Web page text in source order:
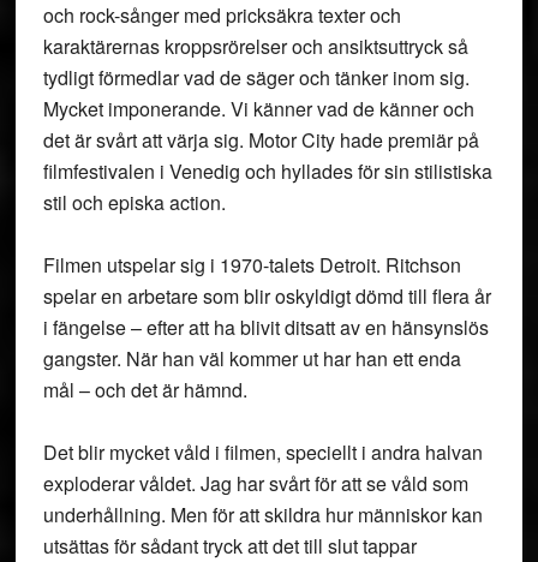
och rock-sånger med pricksäkra texter och
karaktärernas kroppsrörelser och ansiktsuttryck så
tydligt förmedlar vad de säger och tänker inom sig.
Mycket imponerande. Vi känner vad de känner och
det är svårt att värja sig. Motor City hade premiär på
filmfestivalen i Venedig och hyllades för sin stilistiska
stil och episka action.
Filmen utspelar sig i 1970-talets Detroit. Ritchson
spelar en arbetare som blir oskyldigt dömd till flera år
i fängelse – efter att ha blivit ditsatt av en hänsynslös
gangster. När han väl kommer ut har han ett enda
mål – och det är hämnd.
Det blir mycket våld i filmen, speciellt i andra halvan
exploderar våldet. Jag har svårt för att se våld som
underhållning. Men för att skildra hur människor kan
utsättas för sådant tryck att det till slut tappar